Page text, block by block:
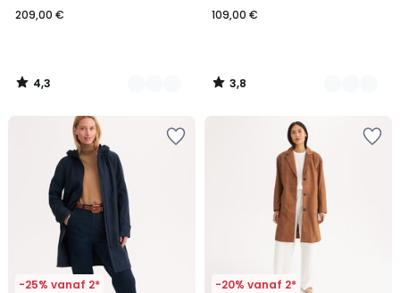
209,00 €
4,3
/
109,00 €
3,8
/
-25% vanaf 2* -20% vanaf 2*